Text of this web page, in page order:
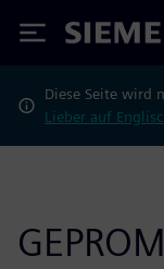
Siemens
Diese Seite wird
Lieber auf